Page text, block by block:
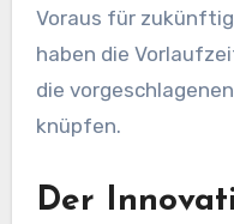
Voraus für
haben die
die
knüpfen.
Der